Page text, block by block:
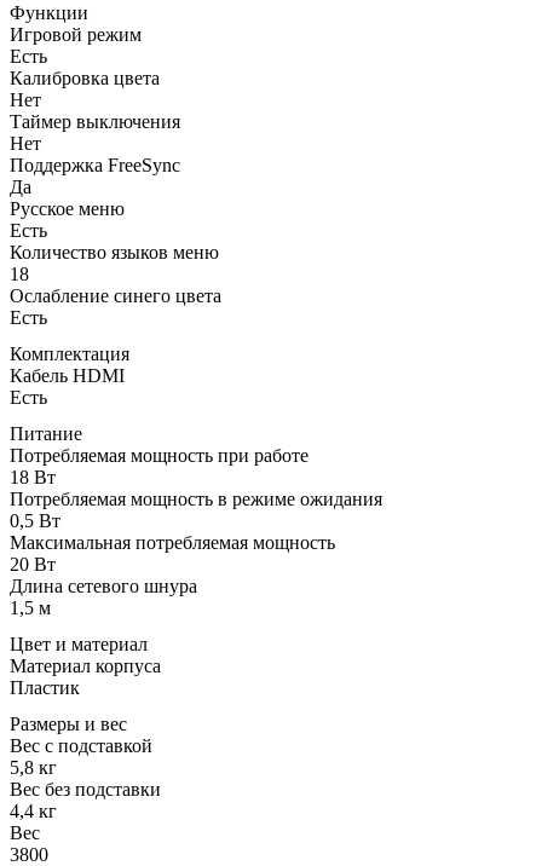
Функции
Игровой режим
Есть
Калибровка цвета
Нет
Таймер выключения
Нет
Поддержка FreeSync
Да
Русское меню
Есть
Количество языков меню
18
Ослабление синего цвета
Есть
Комплектация
Кабель HDMI
Есть
Питание
Потребляемая мощность при работе
18 Вт
Потребляемая мощность в режиме ожидания
0,5 Вт
Максимальная потребляемая мощность
20 Вт
Длина сетевого шнура
1,5 м
Цвет и материал
Материал корпуса
Пластик
Размеры и вес
Вес с подставкой
5,8 кг
Вес без подставки
4,4 кг
Вес
3800